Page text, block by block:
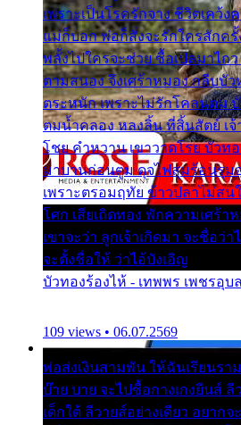
เพราะเป็นโรครักจาง ชีวิตเคว้ง
แม่ก็บอก พ่อก็สั่งจะรักใครสักครั้
พลั้งไปใครจะช่วย ซื้อเปลมาไก
ตามสนอง จึงเศร้าหมอง กลีบบัว
ตระหนัก เพราะไม่รักโคลนตม
ตมน้ำคลอง หลงลิ้น ที่สิ้นสัตย์ เ
โชย คำหวาน เขาวาดโรย บัวท
มาบานก่อนตูม ดุจไฟสุมร้อนรุม
เพราะตรอมฤทัย ข้าวปลาไม่สน
โศก เสียเถิดทอง พักความเศร้า
เขาจะว่า ลูกเจ้าเกิดมา จะชื่อว่
จะตั้งชื่อให้ ว่าไอ้บังเอิญ
บัวทองร้องไห้ - เทพพร เพชรอุบ
109 views • 06.07.2569
พ่อส่งเงินสามพัน ให้ฉันเรียนร
บ๊าย บาย จะไปซื้อกางเกงยีนส์ ลี
เด็กใต้ ลีวายส์อย่างเดียว อยาก